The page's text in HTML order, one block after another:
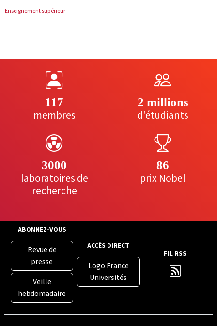
Enseignement supérieur
117
membres
2 millions
d'étudiants
3000
laboratoires de
recherche
86
prix Nobel
ABONNEZ-VOUS
Revue de
presse
Veille
hebdomadaire
ACCÈS DIRECT
Logo France
Universités
FIL RSS